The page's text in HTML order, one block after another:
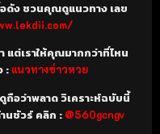
ดัง ชวนคุณดูแนวทาง เลข
แต่เราให้คุณมากกว่าที่ไหน
: แนวทางข่าวหวย
อว่าพลาด วิเคราะห์ฉบับนี้
นชัวร์ คลิก : @560gcngv